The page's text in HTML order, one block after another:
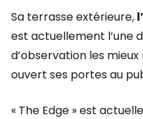
Sa terrasse extérieure,
est actuellement l’une
d’observation les
ouvert ses portes au
« The Edge » est